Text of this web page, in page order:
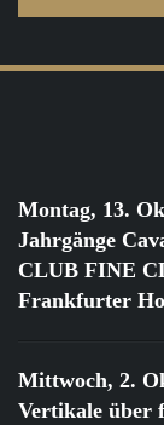
Montag, 13.
Jahrgänge
CLUB FINE
Frankfurter
Mittwoch, 2.
Vertikale über